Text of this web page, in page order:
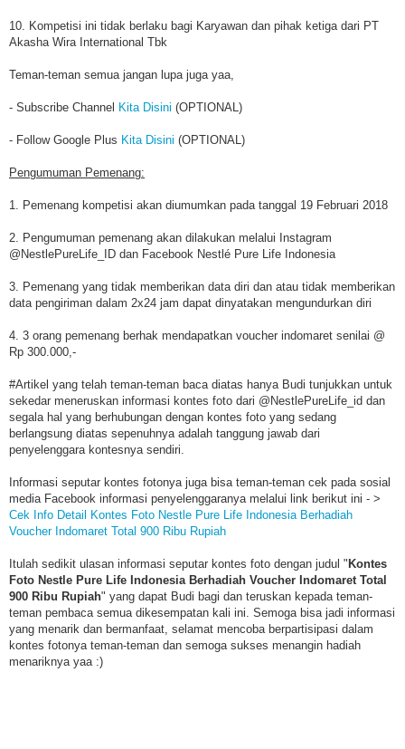
10. Kompetisi ini tidak berlaku bagi Karyawan dan pihak ketiga dari PT
Akasha Wira International Tbk
Teman-teman semua jangan lupa juga yaa,
- Subscribe Channel Kita Disini (OPTIONAL)
- Follow Google Plus Kita Disini (OPTIONAL)
Pengumuman Pemenang:
1. Pemenang kompetisi akan diumumkan pada tanggal 19 Februari 2018
2. Pengumuman pemenang akan dilakukan melalui Instagram
@NestlePureLife_ID dan Facebook Nestlé Pure Life Indonesia
3. Pemenang yang tidak memberikan data diri dan atau tidak memberikan
data pengiriman dalam 2x24 jam dapat dinyatakan mengundurkan diri
4. 3 orang pemenang berhak mendapatkan voucher indomaret senilai @
Rp 300.000,-
#Artikel yang telah teman-teman baca diatas hanya Budi tunjukkan untuk
sekedar meneruskan informasi kontes foto dari @NestlePureLife_id dan
segala hal yang berhubungan dengan kontes foto yang sedang
berlangsung diatas sepenuhnya adalah tanggung jawab dari
penyelenggara kontesnya sendiri.
Informasi seputar kontes fotonya juga bisa teman-teman cek pada sosial
media Facebook informasi penyelenggaranya melalui link berikut ini - >
Cek Info Detail Kontes Foto Nestle Pure Life Indonesia Berhadiah
Voucher Indomaret Total 900 Ribu Rupiah
Itulah sedikit ulasan informasi seputar kontes foto dengan judul " Kontes
Foto Nestle Pure Life Indonesia Berhadiah Voucher Indomaret Total
900 Ribu Rupiah" yang dapat Budi bagi dan teruskan kepada teman-
teman pembaca semua dikesempatan kali ini. Semoga bisa jadi informasi
yang menarik dan bermanfaat, selamat mencoba berpartisipasi dalam
kontes fotonya teman-teman dan semoga sukses menangin hadiah
menariknya yaa :)